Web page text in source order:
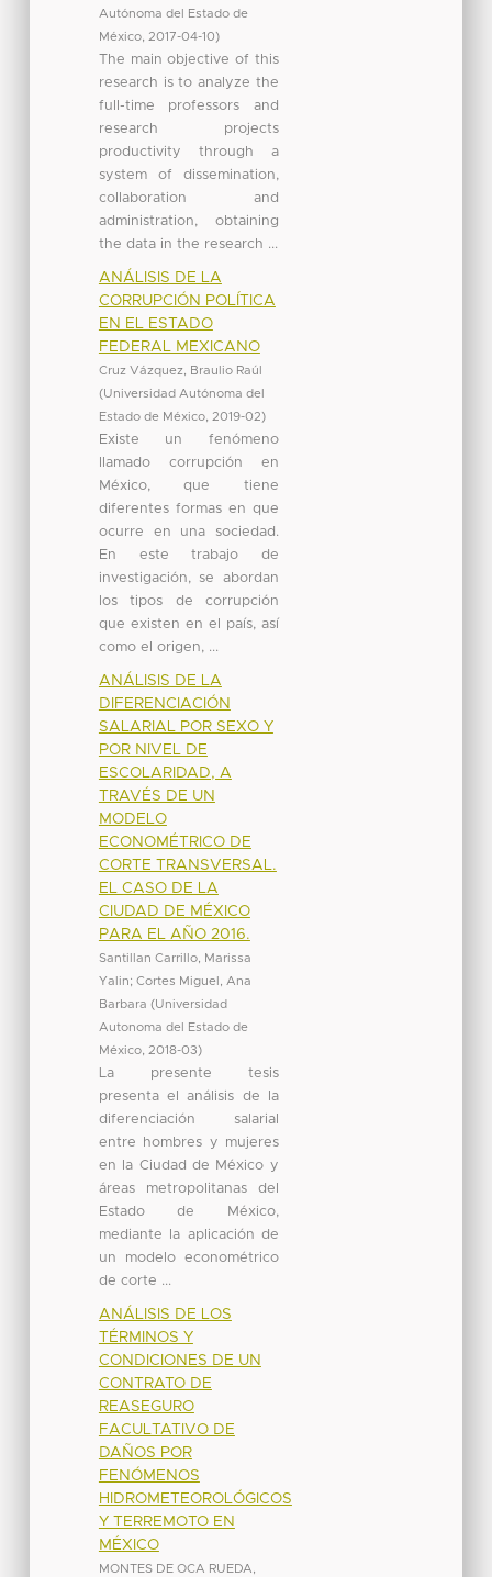
Autónoma del Estado de
México, 2017-04-10)
The main objective of this
research is to analyze the
full-time professors and
research projects
productivity through a
system of dissemination,
collaboration and
administration, obtaining
the data in the research ...
ANÁLISIS DE LA
CORRUPCIÓN POLÍTICA
EN EL ESTADO
FEDERAL MEXICANO
Cruz Vázquez, Braulio Raúl
(Universidad Autónoma del
Estado de México, 2019-02)
Existe un fenómeno
llamado corrupción en
México, que tiene
diferentes formas en que
ocurre en una sociedad.
En este trabajo de
investigación, se abordan
los tipos de corrupción
que existen en el país, así
como el origen, ...
ANÁLISIS DE LA
DIFERENCIACIÓN
SALARIAL POR SEXO Y
POR NIVEL DE
ESCOLARIDAD, A
TRAVÉS DE UN
MODELO
ECONOMÉTRICO DE
CORTE TRANSVERSAL.
EL CASO DE LA
CIUDAD DE MÉXICO
PARA EL AÑO 2016.
Santillan Carrillo, Marissa
Yalin; Cortes Miguel, Ana
Barbara (Universidad
Autonoma del Estado de
México, 2018-03)
La presente tesis
presenta el análisis de la
diferenciación salarial
entre hombres y mujeres
en la Ciudad de México y
áreas metropolitanas del
Estado de México,
mediante la aplicación de
un modelo econométrico
de corte ...
ANÁLISIS DE LOS
TÉRMINOS Y
CONDICIONES DE UN
CONTRATO DE
REASEGURO
FACULTATIVO DE
DAÑOS POR
FENÓMENOS
HIDROMETEOROLÓGICOS
Y TERREMOTO EN
MÉXICO
MONTES DE OCA RUEDA,